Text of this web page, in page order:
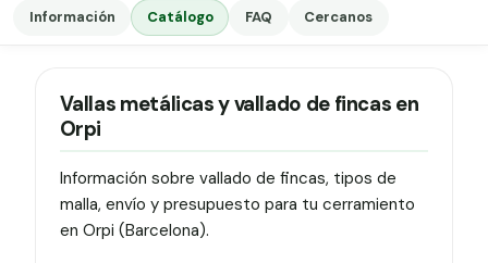
Información Catálogo FAQ Cercanos
Vallas metálicas y vallado de fincas en
Orpi
Información sobre vallado de fincas, tipos de
malla, envío y presupuesto para tu cerramiento
en Orpi (Barcelona).